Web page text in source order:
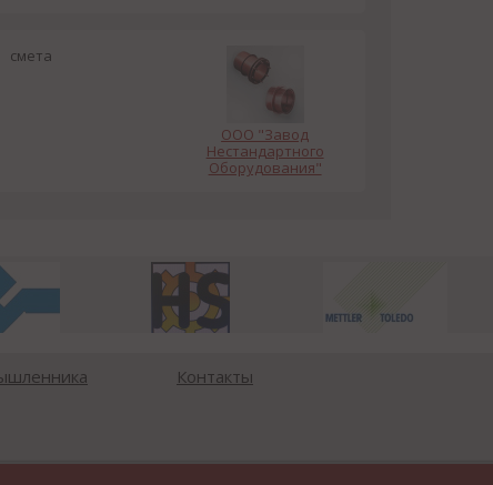
смета
ООО "Завод
Нестандартного
Оборудования"
Контакты